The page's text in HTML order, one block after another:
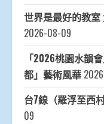
世界是最好的教室
2026-08-09
「2026桃園水韻
都」藝術風華
台7線（羅浮至西
09